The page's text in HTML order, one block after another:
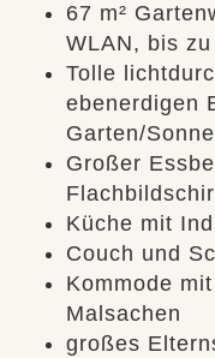
67 m²
WLAN, bis
Tolle
ebenerdigen
Garten/
Großer
Küche mit
Couch und
Kommode
Malsachen
großes